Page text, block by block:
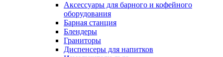
Аксессуары для барного и кофейного
оборудования
Барная станция
Блендеры
Граниторы
Диспенсеры для напитков